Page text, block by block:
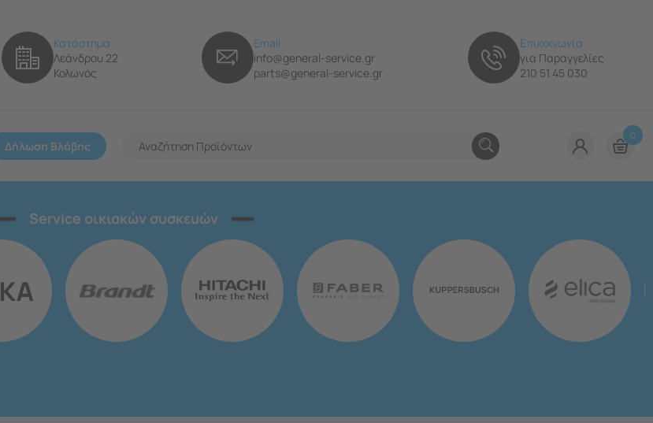
Κατάστημα
Λεάνδρου 22
Κολωνός
Email
info@general-service.gr
parts@general-service.gr
Επικοινωνία
για Παραγγελίες
210 51 45 030
Δήλωση Βλάβης
0
Service οικιακών συσκευών